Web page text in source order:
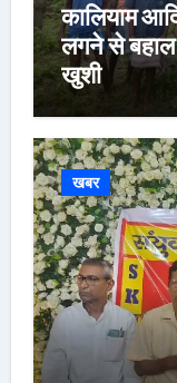
कालियाम
लगने से बहाल
खुशी
खबर